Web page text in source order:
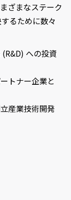
ざまなステーク
るために数々
への投資
トナー企業と
産業技術開発